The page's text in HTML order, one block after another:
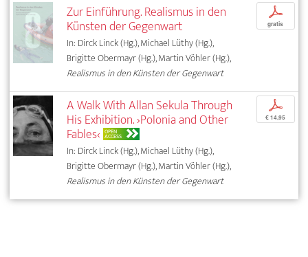
Zur Einführung. Realismus in den
Künsten der Gegenwart
In: Dirck Linck (Hg.), Michael Lüthy (Hg.),
Brigitte Obermayr (Hg.), Martin Vöhler (Hg.),
Realismus in den Künsten der Gegenwart
p
gratis
A Walk With Allan Sekula Through
His Exhibition. ›Polonia and Other
Fables‹ OPEN
ACCESS
In: Dirck Linck (Hg.), Michael Lüthy (Hg.),
Brigitte Obermayr (Hg.), Martin Vöhler (Hg.),
Realismus in den Künsten der Gegenwart
p
€ 14,95